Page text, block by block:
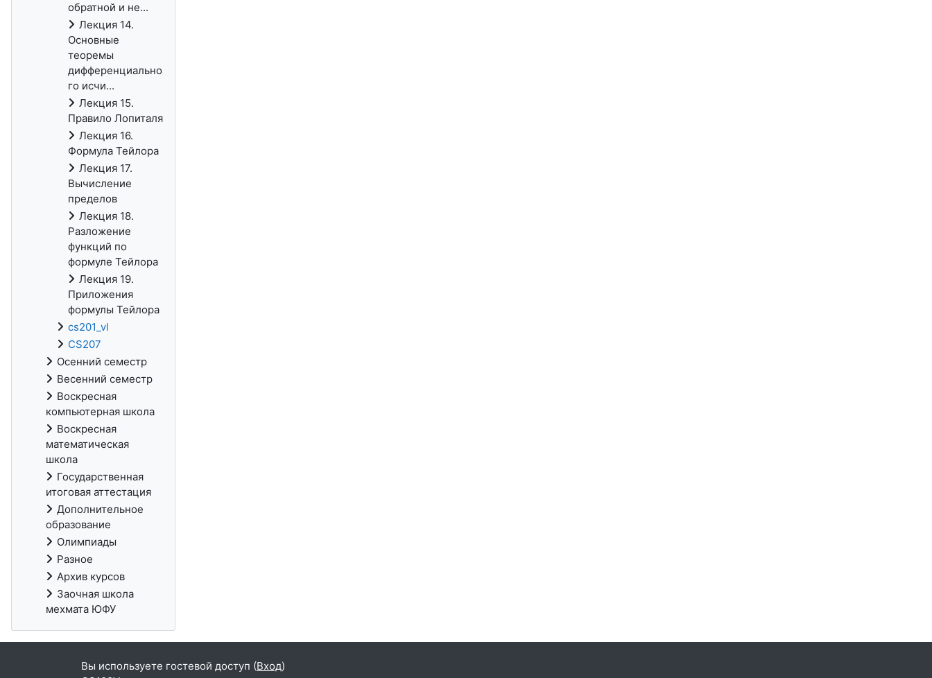
обратной и не...
Лекция 14.
Основные
теоремы
дифференциально
го исчи...
Лекция 15.
Правило Лопиталя
Лекция 16.
Формула Тейлора
Лекция 17.
Вычисление
пределов
Лекция 18.
Разложение
функций по
формуле Тейлора
Лекция 19.
Приложения
формулы Тейлора
cs201_vl
CS207
Осенний семестр
Весенний семестр
Воскресная
компьютерная школа
Воскресная
математическая
школа
Государственная
итоговая аттестация
Дополнительное
образование
Олимпиады
Разное
Архив курсов
Заочная школа
мехмата ЮФУ
Вы используете гостевой доступ (Вход)